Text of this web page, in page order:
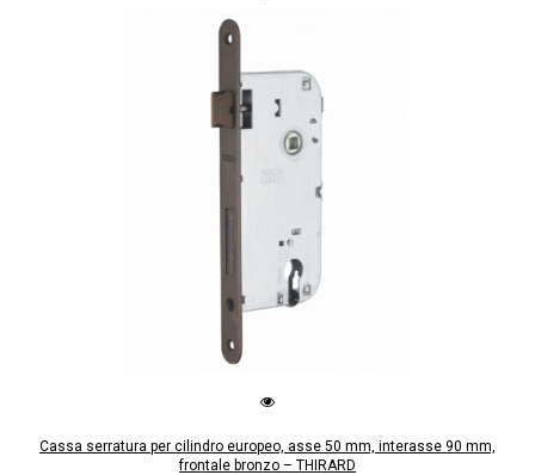
Cassa serratura per cilindro europeo, asse 50 mm, interasse 90 mm,
frontale bronzo – THIRARD